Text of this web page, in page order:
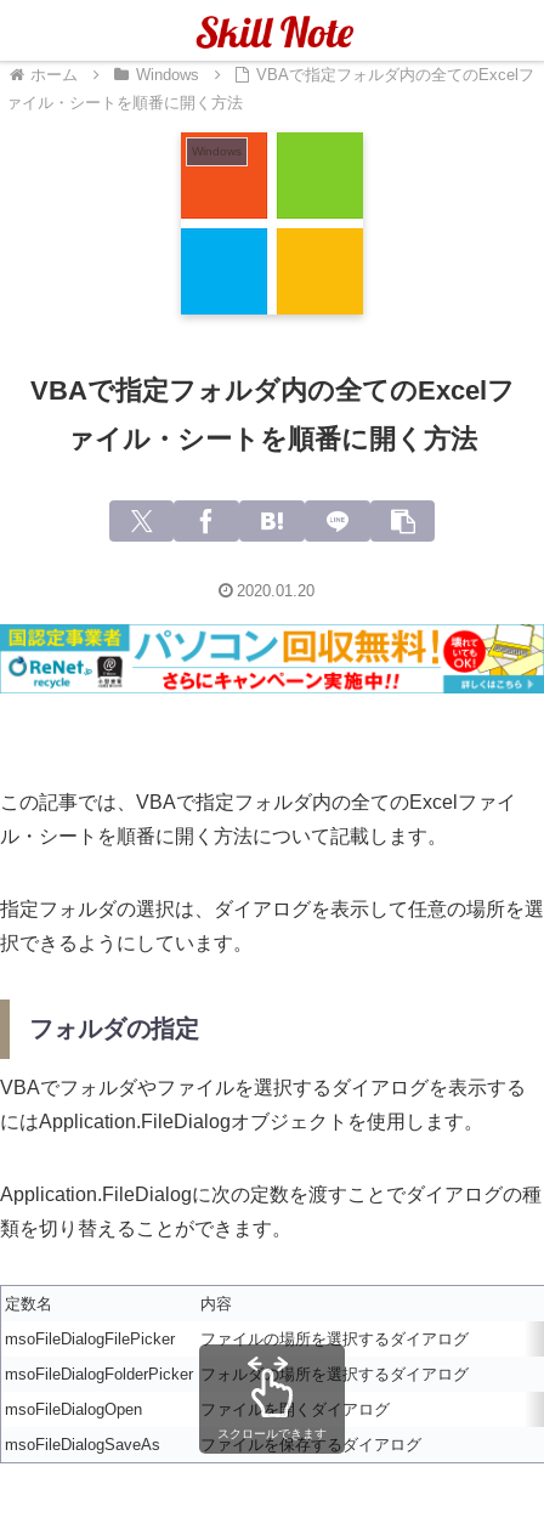
ホーム Windows
VBAで指定フォルダ内の全てのExcelフ
ァイル・シートを順番に開く方法
VBAで指定フォルダ内の全てのExcelフ
ァイル・シートを順番に開く方法
Windows
2020.01.20
この記事では、VBAで指定フォルダ内の全てのExcelファイ
ル・シートを順番に開く方法について記載します。
指定フォルダの選択は、ダイアログを表示して任意の場所を選
択できるようにしています。
フォルダの指定
VBAでフォルダやファイルを選択するダイアログを表示する
にはApplication.FileDialogオブジェクトを使用します。
Application.FileDialogに次の定数を渡すことでダイアログの種
類を切り替えることができます。
定数名
内容
msoFileDialogFilePicker
ファイルの場所を選択するダイアログ
msoFileDialogFolderPicker フォルダの場所を選択するダイアログ
msoFileDialogOpen
ファイルを開くダイアログ
msoFileDialogSaveAs
ファイルを保存するダイアログ
スクロールできます